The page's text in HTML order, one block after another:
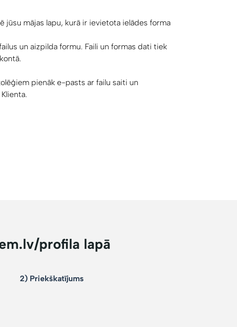
jūsu mājas lapu, kurā ir ievietota ielādes forma
un aizpilda formu. Faili un formas dati tiek
pienāk e-pasts ar failu saiti un
profila lapā
2) Priekškatījums